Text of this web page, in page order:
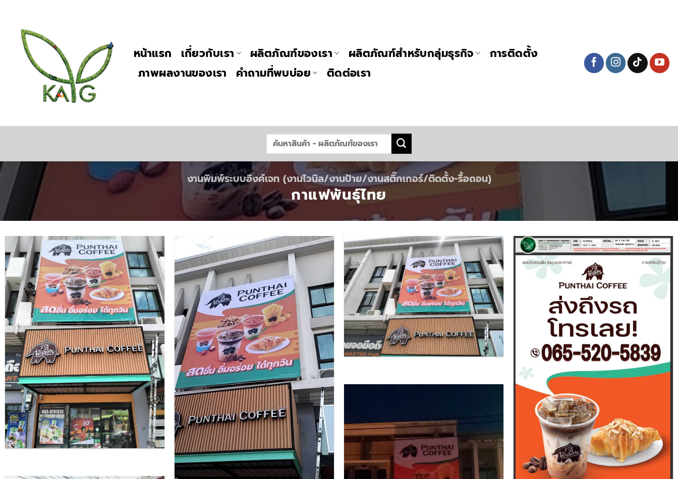
content
หน้าแรก เกี่ยวกับเรา ผลิตภัณฑ์ของเรา ผลิตภัณฑ์สำหรับกลุ่มธุรกิจ
การติดตั้ง
ภาพผลงานของเรา
คำถามที่พบบ่อย ติดต่อเรา
งานพิมพ์ระบบอิงค์เจท (งานไวนิล/งานป้าย/งานสติ๊กเกอร์/ติดตั้ง-รื้อถอน)
กาแฟพันธุ์ไทย